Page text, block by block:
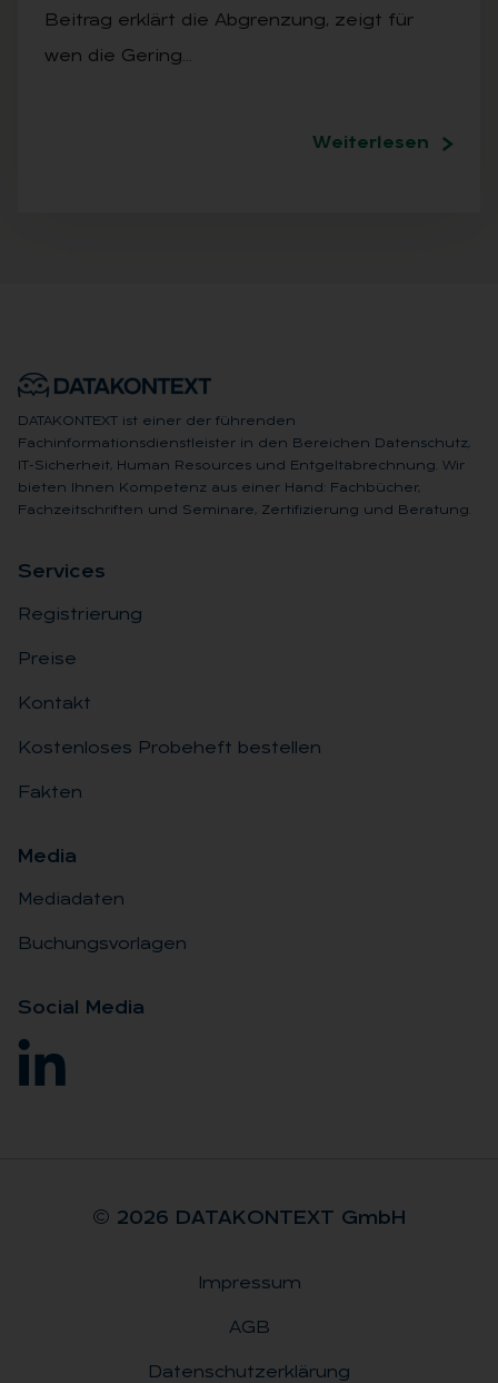
Beitrag erklärt die Abgrenzung, zeigt für
wen die Gering…
Weiterlesen
DATAKONTEXT ist einer der führenden
Fachinformationsdienstleister in den Bereichen Datenschutz,
IT-Sicherheit, Human Resources und Entgeltabrechnung. Wir
bieten Ihnen Kompetenz aus einer Hand: Fachbücher,
Fachzeitschriften und Seminare, Zertifizierung und Beratung.
Ser­vices
Registrierung
Preise
Kontakt
Kostenloses Probeheft bestellen
Fakten
Me­dia
Mediadaten
Buchungsvorlagen
So­ci­al Me­dia
© 2026 DA­TA­KON­TEXT GmbH
Impressum
AGB
Datenschutzerklärung